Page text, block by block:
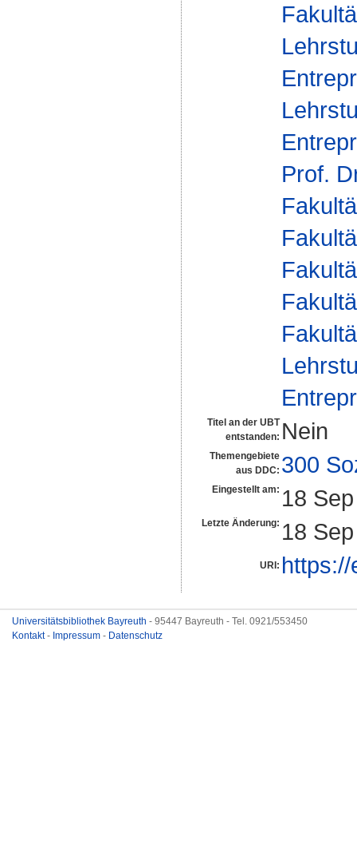
Prof.
Titel an der UBT
entstanden: Nein
Themengebiete
aus DDC: 300
Eingestellt am: 18
Letzte Änderung: 18
URI:
Universitätsbibliothek Bayreuth - 95447 Bayreuth - Tel. 0921/553450
Kontakt- Impressum - Datenschutz